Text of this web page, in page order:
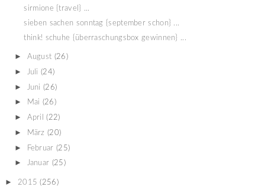
sirmione {travel} ...
sieben sachen sonntag {september schon} ...
think! schuhe {überraschungsbox gewinnen} ...
► August (26)
► Juli (24)
► Juni (26)
► Mai (26)
► April (22)
► März (20)
► Februar (25)
► Januar (25)
► 2015 (256)